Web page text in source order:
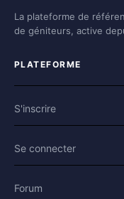
La plateforme de
de géniteurs, active
PLATEFORME
S'inscrire
Se connecter
Forum